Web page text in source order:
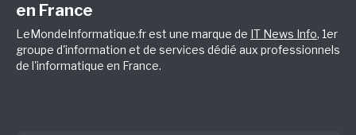
en France
LeMondeInformatique.fr est une marque de IT News Info, 1er
groupe d'information et de services dédié aux professionnels
de l'informatique en France.